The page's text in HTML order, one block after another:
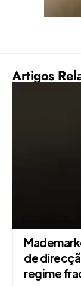
Artigos
de
regime